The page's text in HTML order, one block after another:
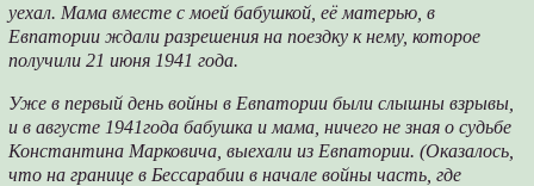
уехал. Мама вместе с моей бабушкой, её матерью, в
Евпатории ждали разрешения на поездку к нему, которое
получили 21 июня 1941 года.
Уже в первый день войны в Евпатории были слышны взрывы,
и в августе 1941года бабушка и мама, ничего не зная о судьбе
Константина Марковича, выехали из Евпатории. (Оказалось,
что на границе в Бессарабии в начале войны часть, где